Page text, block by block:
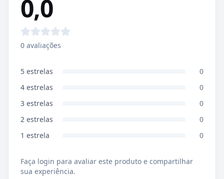
0,0
0 avaliações
5 estrelas
0
4 estrelas
0
3 estrelas
0
2 estrelas
0
1 estrela 0
Faça login para avaliar este produto e compartilhar
sua experiência.